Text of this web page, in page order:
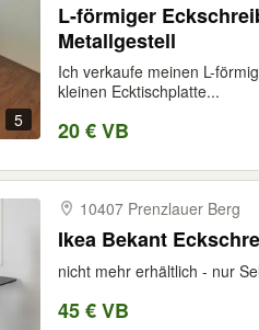
5
L-förmiger
Metallgestell
Ich verkaufe meinen L-
kleinen Ecktischplatte...
20 € VB
10407 Prenzlauer Berg
Ikea Bekant
nicht mehr erhältlich - nur
45 € VB